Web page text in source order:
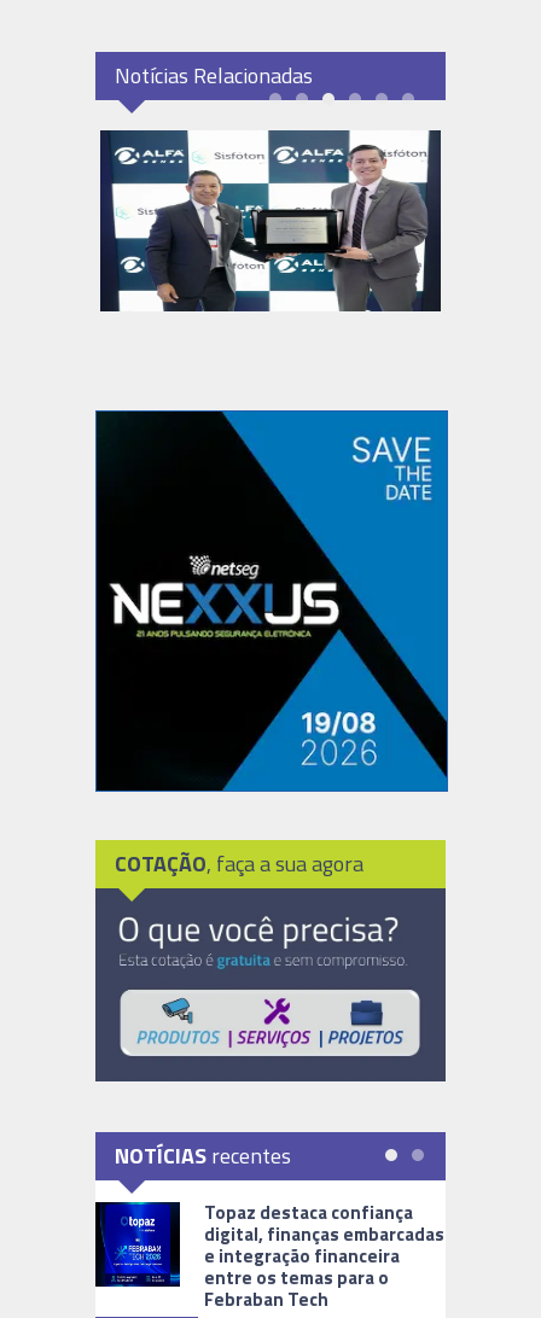
Notícias Relacionadas
COTAÇÃO, faça a sua agora
NOTÍCIASrecentes
Topaz destaca confiança
digital, finanças embarcadas
e integração financeira
entre os temas para o
Febraban Tech